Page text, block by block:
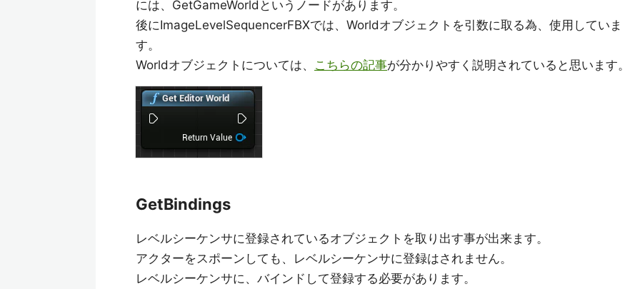
には、GetGameWorldというノードがあります。
後にImageLevelSequencerFBXでは、Worldオブジェクトを引数に取る為、使用していま
す。
Worldオブジェクトについては、 こちらの記事が分かりやすく説明されていると思います。
GetBindings
レベルシーケンサに登録されているオブジェクトを取り出す事が出来ます。
アクターをスポーンしても、レベルシーケンサに登録はされません。
レベルシーケンサに、バインドして登録する必要があります。